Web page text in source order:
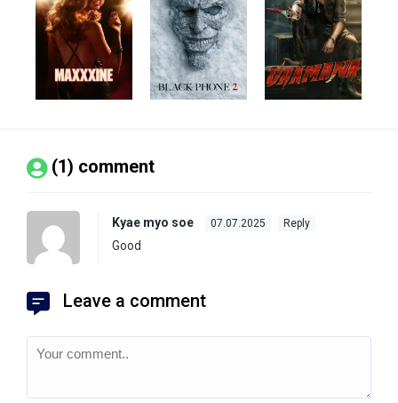
(1) comment
Kyae myo soe 07.07.2025 Reply
Good
Leave a comment